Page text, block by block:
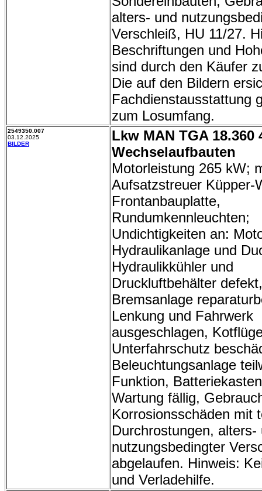
alters- und
Verschleiß, HU 11/27.
Beschriftungen und
sind durch den Käufer
Die auf den Bildern
Fachdienstausstattung
zum Losumfang.
2549350.007
03.12.2025
BILDER
Lkw MAN TGA 18.360
Wechselaufbauten
Motorleistung 265 kW;
Aufsatzstreuer Küpper-
Frontanbauplatte,
Rundumkennleuchten;
Undichtigkeiten an:
Hydraulikanlage und
Hydraulikkühler und
Druckluftbehälter defekt,
Bremsanlage
Lenkung und Fahrwerk
ausgeschlagen,
Unterfahrschutz
Beleuchtungsanlage
Funktion,
Wartung fällig,
Korrosionsschäden mit
Durchrostungen, alters-
nutzungsbedingter
abgelaufen. Hinweis:
und Verladehilfe.